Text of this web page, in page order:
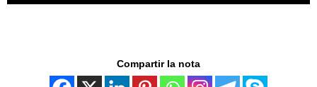
Compartir la nota